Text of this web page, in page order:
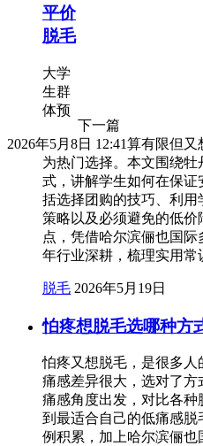
下一篇
2026年5月8日 12:41
平价
脱毛
大学
生群
体预
算有限但又
为热门选择。本文围绕
式，讲解学生如何在保
括选择团购的技巧、利
策略以及必须避免的低
点，凭借哈尔滨俪也国
年行业深耕，梳理实用常
脱毛 2026年5月19日
怕疼想脱毛选哪种方
怕疼又想脱毛，是很多
痛感差异很大，选对了方
痛感角度出发，对比各
到最适合自己的低痛感
例积累，加上哈尔滨俪